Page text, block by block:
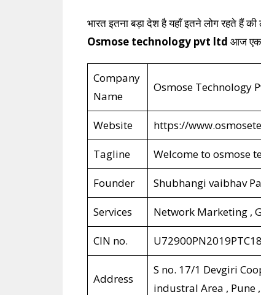
भारत इतना बड़ा देश है यहाँ इतने लोग रहते हैं
Osmose technology pvt ltd आज एक
Company
Name
Osmose Technology
Website https://
Tagline Welcome to osmose
Founder Shubhangi vaibhav
Services Network Marketing ,
CIN no.
Address
S no. 17/1 Devgiri
industral Area , Pune